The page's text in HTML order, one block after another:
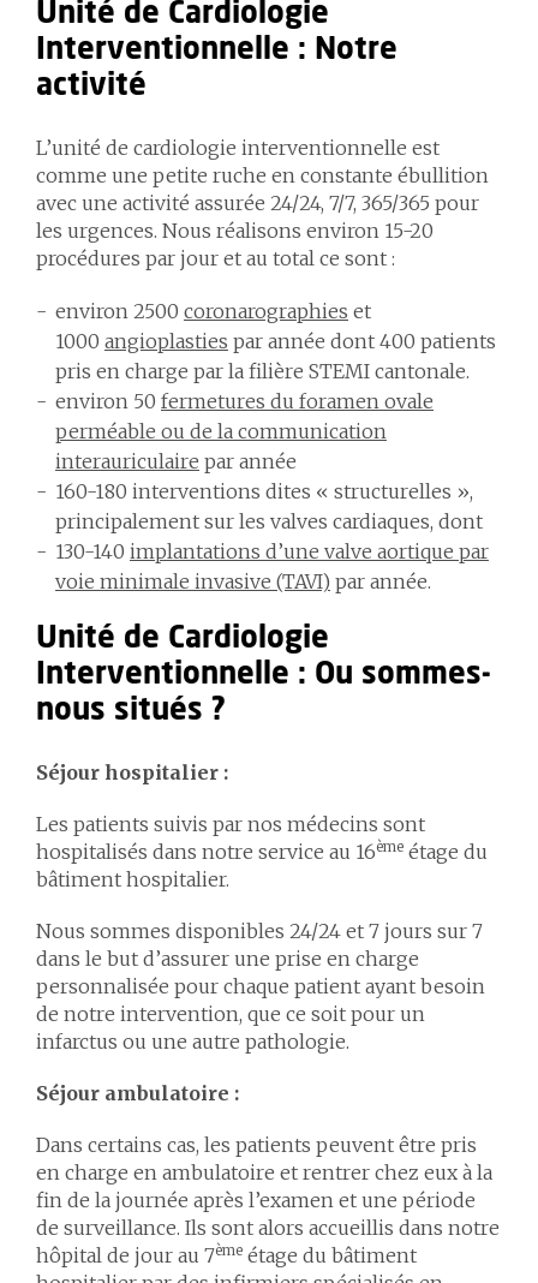
Unité de Cardiologie
Interventionnelle : Notre
activité
L’unité de cardiologie interventionnelle est
comme une petite ruche en constante ébullition
avec une activité assurée 24/24, 7/7, 365/365 pour
les urgences. Nous réalisons environ 15-20
procédures par jour et au total ce sont :
environ 2500 coronarographies et
1000 angioplasties par année dont 400 patients
pris en charge par la filière STEMI cantonale.
environ 50 fermetures du foramen ovale
perméable ou de la communication
interauriculaire par année
160-180 interventions dites « structurelles »,
principalement sur les valves cardiaques, dont
130-140 implantations d’une valve aortique par
voie minimale invasive (TAVI) par année.
Unité de Cardiologie
Interventionnelle : Ou sommes-
nous situés ?
Séjour hospitalier :
Les patients suivis par nos médecins sont
hospitalisés dans notre service au 16ème étage du
bâtiment hospitalier.
Nous sommes disponibles 24/24 et 7 jours sur 7
dans le but d’assurer une prise en charge
personnalisée pour chaque patient ayant besoin
de notre intervention, que ce soit pour un
infarctus ou une autre pathologie.
Séjour ambulatoire :
Dans certains cas, les patients peuvent être pris
en charge en ambulatoire et rentrer chez eux à la
fin de la journée après l’examen et une période
de surveillance. Ils sont alors accueillis dans notre
hôpital de jour au 7ème étage du bâtiment